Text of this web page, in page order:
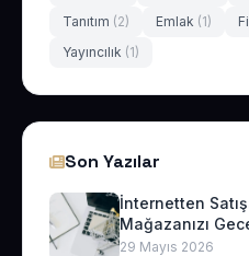
Tanıtım (2) Emlak (1)
Yayıncılık (1)
Son Yazılar
İnternetten
Mağazanızı
29 Mayıs 2026